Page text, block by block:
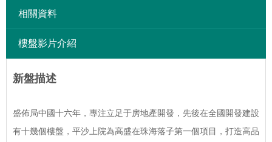
相關資料
樓盤影片介紹
新盤描述
盛佈局中國十六年，專注立足于房地產開發，先後在全國開發建設
有十幾個樓盤，平沙上院為高盛在珠海落子第一個項目，打造高品